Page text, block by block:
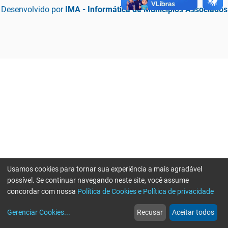
Desenvolvido por IMA - Informática de Municípios Associados
web
Notícias
more_horiz
Mais
Usamos cookies para tornar sua experiência a mais agradável
possível. Se continuar navegando neste site, você assume
concordar com nossa Política de Cookies e Política de privacidade
Gerenciar Cookies... Recusar Aceitar todos
Erro ao enviar informações, por favor tente novamente